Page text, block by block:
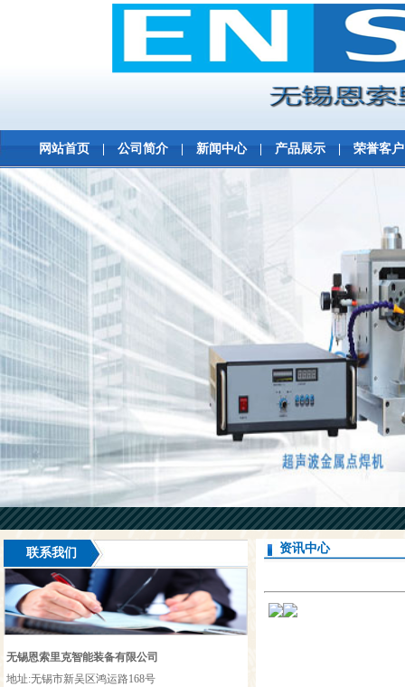
网站首页| 公司简介| 新闻中心| 产品展示| 荣誉客户
联系我们
无锡恩索里克智能装备有限公司
地址:无锡市新吴区鸿运路168号
资讯中心